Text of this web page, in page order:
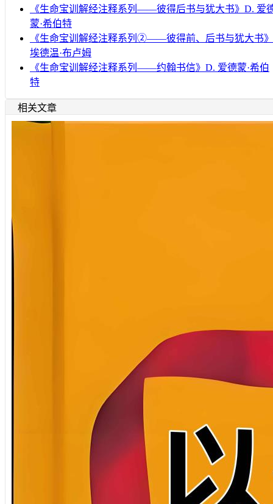
《生命宝训解经注释系列——彼得后书与犹大书》D. 爱
蒙·希伯特
《生命宝训解经注释系列②——彼得前、后书与犹大书》
埃德温·布卢姆
《生命宝训解经注释系列——约翰书信》D. 爱德蒙·希伯
特
相关文章